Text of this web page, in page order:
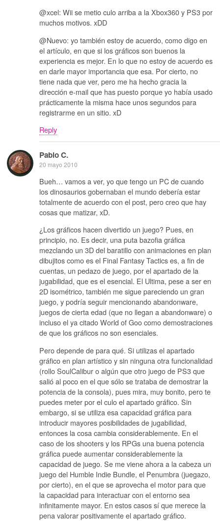
@xcel: Wii se metio culo arriba a la Xbox360 y PS3 por
muchos motivos. xDD
@Nuevo: yo también estoy de acuerdo, como digo en
el artículo, en que si los gráficos son buenos la
experiencia es mejor. En lo que no estoy de acuerdo es
en darle mayor importancia que esa. Por cierto, no
tiene nada que ver, pero me ha hecho gracia la
dirección e-mail que has puesto porque yo había usado
prácticamente la misma hace unos segundos para
registrarme en un sitio. xD
Reply
Pablo C.
20 mayo 2010
Bueh… vamos a ver, yo que tengo un PC de cuando
los dinosaurios gobernaban el mundo debería estar
totalmente de acuerdo con el post, pero creo que hay
cosas que matizar, xD.
¿Los gráficos hacen divertido un juego? Pues, en
principio, no. Es decir, una puta bazofia gráfica
mezclando un 3D del baratillo con animaciones en plan
dibujitos como es el Final Fantasy Tactics es, a fin de
cuentas, un pedazo de juego, por el apartado de la
jugabilidad, que es el esencial. El Ultima, pese a ser en
2D isométrico, también me sigue pareciendo un gran
juego, y podría seguir mencionando abandonware,
juegos de cierta edad (que no llegan a abandonware) o
incluso el ya citado World of Goo como demostraciones
de que los gráficos no son esenciales.
Pero depende de para qué. Si utilizas el apartado
gráfico en plan artístico y sin ninguna otra funcionalidad
(rollo SoulCalibur o algún que otro juego de PS3 que
salió al poco en el que sólo se trataba de demostrar la
potencia de la consola), pues mira, muy bonito, pero te
puedes meter por el culo el apartado gráfico. Sin
embargo, si se utiliza esa capacidad gráfica para
introducir mayores posibilidades de jugabilidad,
entonces la cosa cambia considerablemente. En el
caso de los shooters y los RPGs una buena potencia
gráfica puede aumentar considerablemente la
capacidad de juego. Se me viene ahora a la cabeza un
juego del Humble Indie Bundle, el Penumbra (juegazo,
por cierto), en el que se aprovecha el motor para que
la capacidad para interactuar con el entorno sea
infinitamente mayor. En estos casos sí que merece la
pena valorar positivamente el apartado gráfico.